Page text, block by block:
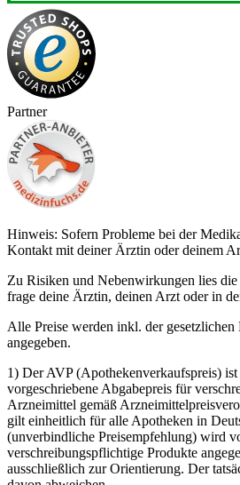
Partner
Hinweis: Sofern Probleme bei der
Kontakt mit deiner Ärztin oder deinem
Zu Risiken und Nebenwirkungen lies die
frage deine Ärztin, deinen Arzt oder in
Alle Preise werden inkl. der gesetzlichen
angegeben.
1) Der AVP (Apothekenverkaufspreis) ist
vorgeschriebene Abgabepreis für
Arzneimittel gemäß
gilt einheitlich für alle Apotheken in
(unverbindliche Preisempfehlung) wird
verschreibungspflichtige Produkte
ausschließlich zur Orientierung. Der